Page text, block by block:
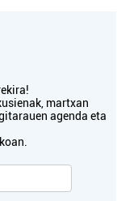
martxan
agenda eta